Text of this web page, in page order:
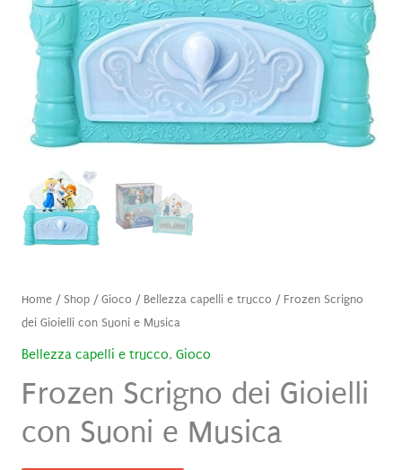
Home/ Shop/Gioco / Bellezza capelli e trucco / Frozen Scrigno
dei Gioielli con Suoni e Musica
Bellezza capelli e trucco, Gioco
Frozen Scrigno dei Gioielli
con Suoni e Musica